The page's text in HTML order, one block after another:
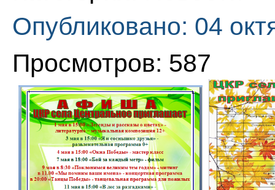
Опубликовано: 04
Просмотров: 587